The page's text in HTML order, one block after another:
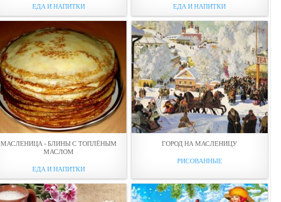
ЕДА И НАПИТКИ ЕДА И НАПИТКИ
МАСЛЕНИЦА - БЛИНЫ С ТОПЛЁНЫМ
МАСЛОМ
ЕДА И НАПИТКИ
ГОРОД НА МАСЛЕНИЦУ
РИСОВАННЫЕ